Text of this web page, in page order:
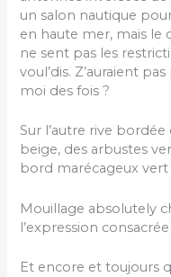
un salon nautique
en haute mer, mais le
ne sent pas les
voul’dis. Z’auraient
moi des fois ?
Sur l’autre rive
beige, des arbustes
bord marécageux
Mouillage absolutely
l’expression
Et encore et toujours